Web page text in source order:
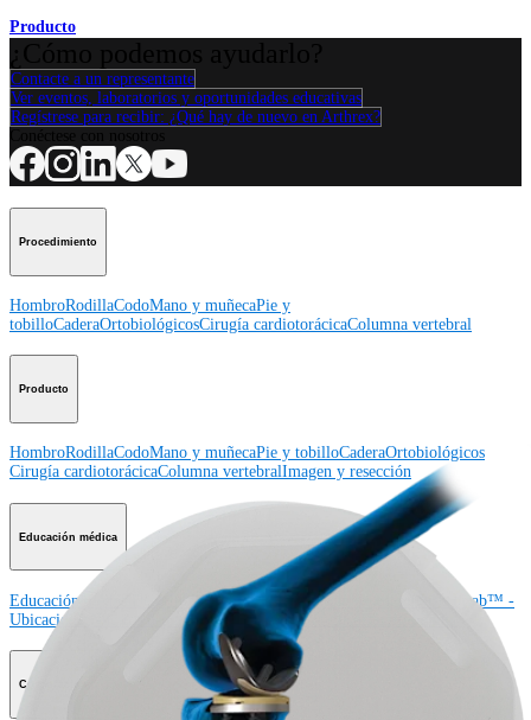
Producto
Contacte a un representante
Ver eventos, laboratorios y oportunidades educativas
Regístrese para recibir: ¿Qué hay de nuevo en Arthrex?
Procedimiento
HombroRodillaCodoMano y muñecaPie y
tobilloCaderaOrtobiológicosCirugía cardiotorácicaColumna vertebral
Producto
HombroRodillaCodoMano y muñecaPie y tobilloCaderaOrtobiológicos
Cirugía cardiotorácicaColumna vertebralImagen y resección
Educación médica
Educación médica Descripción de cursosCalendario de cursos
ArthroLab™ -
Ubicaciones
Nuestro departamento de educación médica
Corporación